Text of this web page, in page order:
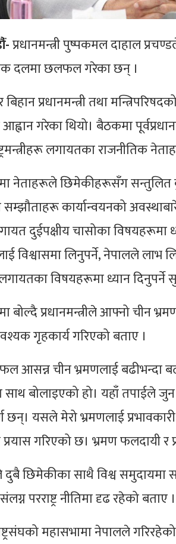
प्रधानमन्त्री पुष्पकमल दाहाल
दलमा छलफल गरेका छन् ।
प्रधानमन्त्री तथा
गरेका थियो। बैठकमा
लगायतका राजनीतिक
नेताहरूले छिमेकीहरूसँग सन्तुलित
कार्यान्वयनको
दुईपक्षीय चासोका विषयहरूमा
विश्वासमा लिनुपर्ने, नेपालले लाभ
विषयहरूमा ध्यान
प्रधानमन्त्रीले आफ्नो चीन
गृहकार्य गरिएको बताए ।
आसन्न चीन भ्रमणलाई बढीभन्दा
साथ बोलाइएको हो। यहाँ तपाईले
छन्। यसले मेरो भ्रमणलाई
गरिएको छ। भ्रमण फलदायी र
छिमेकीका साथै विश्व समुदायमा
परराष्ट्र नीतिमा दृढ रहेको बताए ।
महासभामा नेपालले